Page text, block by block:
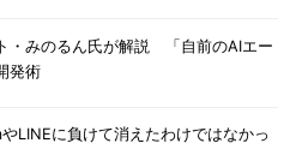
・みのるん氏が解説 「自前のAIエー
発術
LINEに負けて消えたわけではなかっ